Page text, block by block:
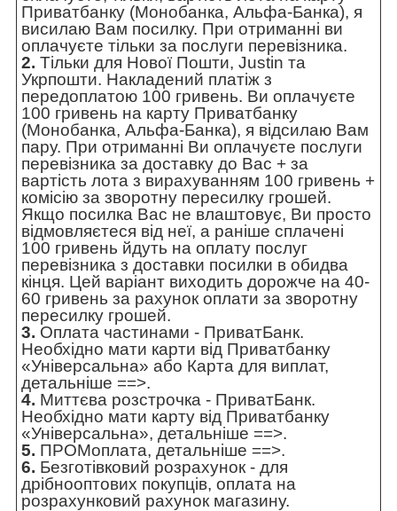
Приватбанку (Монобанка, Альфа-Банка), я
висилаю Вам посилку. При отриманні ви
оплачуєте тільки за послуги перевізника.
2. Тільки для Нової Пошти, Justin та
Укрпошти. Накладений платіж з
передоплатою 100 гривень. Ви оплачуєте
100 гривень на карту Приватбанку
(Монобанка, Альфа-Банка), я відсилаю Вам
пару. При отриманні Ви оплачуєте послуги
перевізника за доставку до Вас + за
вартість лота з вирахуванням 100 гривень +
комісію за зворотну пересилку грошей.
Якщо посилка Вас не влаштовує, Ви просто
відмовляєтеся від неї, а раніше сплачені
100 гривень йдуть на оплату послуг
перевізника з доставки посилки в обидва
кінця. Цей варіант виходить дорожче на 40-
60 гривень за рахунок оплати за зворотну
пересилку грошей.
3. Оплата частинами - ПриватБанк.
Необхідно мати карти від Приватбанку
«Універсальна» або Карта для виплат,
детальніше ==>.
4. Миттєва розстрочка - ПриватБанк.
Необхідно мати карту від Приватбанку
«Універсальна», детальніше ==>.
5. ПРОМоплата, детальніше ==>.
6. Безготівковий розрахунок - для
дрібнооптових покупців, оплата на
розрахунковий рахунок магазину.